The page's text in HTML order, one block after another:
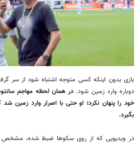
بازی بدون اینکه کسی متوجه اشتباه شود از سر
دوباره وارد زمین شود. در همان لحظه مهاجم
خود را پنهان نکرد؛ او حتی با اصرار وارد زمین
بگیرد.
در ویدیویی که از روی سکوها ضبط شده،